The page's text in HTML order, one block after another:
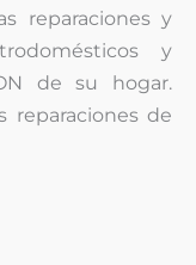
reparaciones y
y
de su hogar.
reparaciones de